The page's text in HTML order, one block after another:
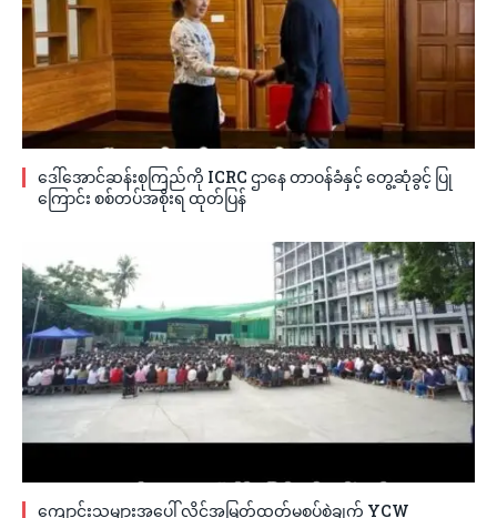
ဒေါ်အောင်ဆန်းစုကြည်ကို ICRC ဌာနေ တာဝန်ခံနှင့် တွေ့ဆုံခွင့် ပြု
ကြောင်း စစ်တပ်အစိုးရ ထုတ်ပြန်
ကျောင်းသူများအပေါ် လိင်အမြတ်ထုတ်မှုစွပ်စွဲချက် YCW